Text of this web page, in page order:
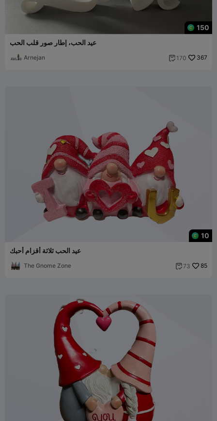
150
عيد الحب، إطار صور قلب الحب
Arnejan  170 367
10
عيد الحب ثلاثة أقزام أحبك
The Gnome Zone  73 85